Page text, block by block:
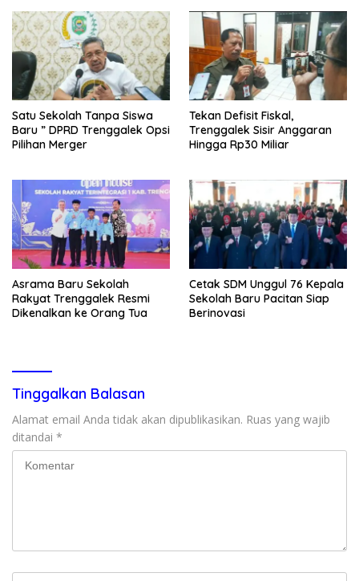
Satu Sekolah Tanpa Siswa
Baru ” DPRD Trenggalek Opsi
Pilihan Merger
Tekan Defisit Fiskal,
Trenggalek Sisir Anggaran
Hingga Rp30 Miliar
Asrama Baru Sekolah
Rakyat Trenggalek Resmi
Dikenalkan ke Orang Tua
Cetak SDM Unggul 76 Kepala
Sekolah Baru Pacitan Siap
Berinovasi
Tinggalkan Balasan
Alamat email Anda tidak akan dipublikasikan. Ruas yang wajib
ditandai *